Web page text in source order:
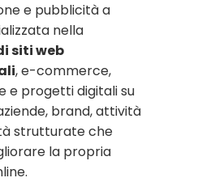
e pubblicità a
nella
siti web
, e-commerce,
e progetti digitali su
brand, attività
strutturate che
la propria